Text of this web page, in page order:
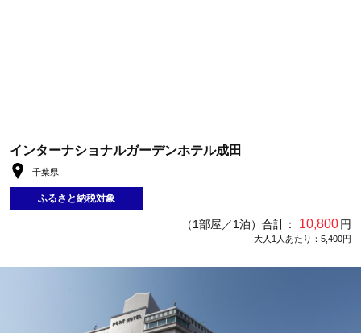
インターナショナルガーデンホテル成田
千葉県
ふるさと納税対象
（1部屋／1泊）合計： 10,800円
大人1人あたり：5,400円